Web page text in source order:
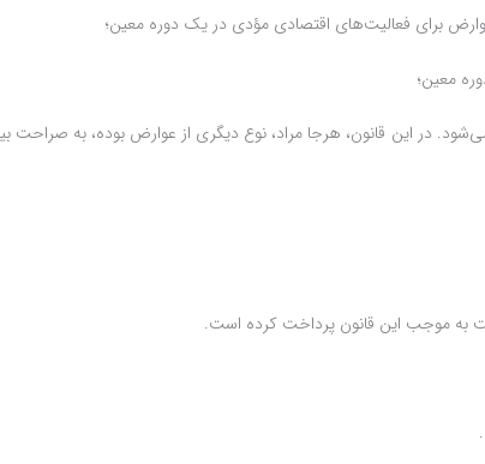
برای فعالیت‌های اقتصادی مؤدی در یک دوره معین؛
معین؛
در این قانون، هرجا مراد، نوع دیگری از عوارض بوده، به
به موجب این قانون پرداخت کرده ‌است.